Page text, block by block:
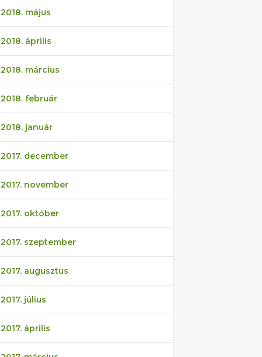
2018. május
2018. április
2018. március
2018. február
2018. január
2017. december
2017. november
2017. október
2017. szeptember
2017. augusztus
2017. július
2017. április